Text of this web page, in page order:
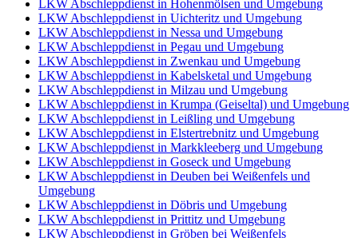
LKW Abschleppdienst in Hohenmölsen und Umgebung
LKW Abschleppdienst in Uichteritz und Umgebung
LKW Abschleppdienst in Nessa und Umgebung
LKW Abschleppdienst in Pegau und Umgebung
LKW Abschleppdienst in Zwenkau und Umgebung
LKW Abschleppdienst in Kabelsketal und Umgebung
LKW Abschleppdienst in Milzau und Umgebung
LKW Abschleppdienst in Krumpa (Geiseltal) und Umgebung
LKW Abschleppdienst in Leißling und Umgebung
LKW Abschleppdienst in Elstertrebnitz und Umgebung
LKW Abschleppdienst in Markkleeberg und Umgebung
LKW Abschleppdienst in Goseck und Umgebung
LKW Abschleppdienst in Deuben bei Weißenfels und
Umgebung
LKW Abschleppdienst in Döbris und Umgebung
LKW Abschleppdienst in Prittitz und Umgebung
LKW Abschleppdienst in Gröben bei Weißenfels